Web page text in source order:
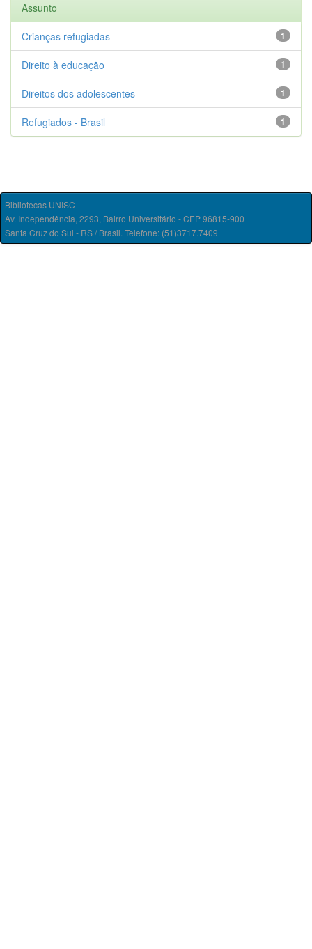
Assunto
1
Crianças refugiadas
1
Direito à educação
1
Direitos dos adolescentes
1
Refugiados - Brasil
Bibliotecas UNISC
Av. Independência, 2293, Bairro Universitário - CEP 96815-900
Santa Cruz do Sul - RS / Brasil. Telefone: (51)3717.7409